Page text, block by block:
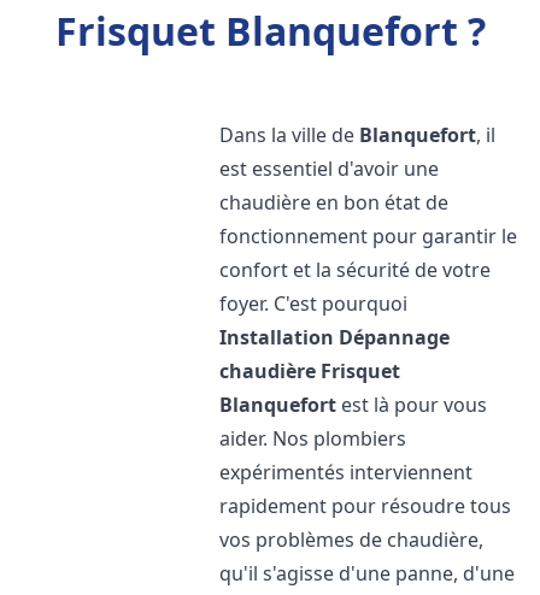
Frisquet Blanquefort ?
Dans la ville de Blanquefort, il
est essentiel d'avoir une
chaudière en bon état de
fonctionnement pour garantir le
confort et la sécurité de votre
foyer. C'est pourquoi
Installation Dépannage
chaudière Frisquet
Blanquefort est là pour vous
aider. Nos plombiers
expérimentés interviennent
rapidement pour résoudre tous
vos problèmes de chaudière,
qu'il s'agisse d'une panne, d'une